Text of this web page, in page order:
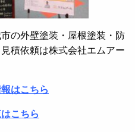
の外壁塗装・屋根塗装・防
積依頼は株式会社エムアー
はこちら
こちら